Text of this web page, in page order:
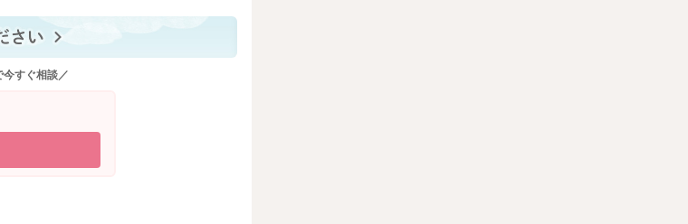
すぐ相談／